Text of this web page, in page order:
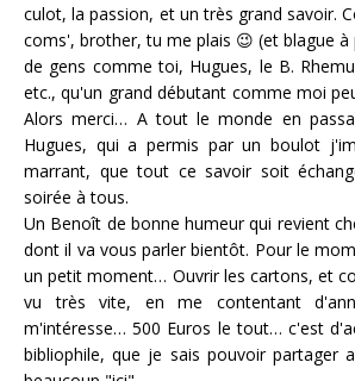
culot, la passion, et un très grand savoir.
coms', brother, tu me plais 😉 (et blague
de gens comme toi, Hugues, le B.
etc., qu'un grand débutant comme moi
Alors merci… A tout le monde en
Hugues, qui a permis par un boulot
marrant, que tout ce savoir soit
soirée à tous.
Un Benoît de bonne humeur qui revient
dont il va vous parler bientôt. Pour le
un petit moment… Ouvrir les cartons, et
vu très vite, en me contentant
m'intéresse… 500 Euros le tout… c'est
bibliophile, que je sais pouvoir partager